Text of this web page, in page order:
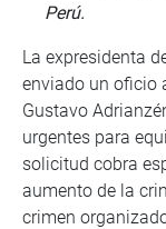
Perú.
La expresidenta
enviado un oficio
Gustavo
urgentes para
solicitud cobra
aumento de la
crimen